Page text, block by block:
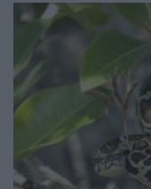
δεν θέλουν να…
συγκεκριμένη